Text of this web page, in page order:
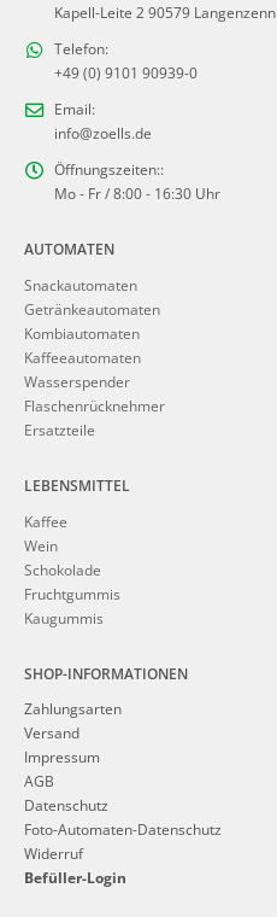
Kapell-Leite 2 90579 Langenzenn
Telefon:
+49 (0) 9101 90939-0
Email:
info@zoells.de
Öffnungszeiten::
Mo - Fr / 8:00 - 16:30 Uhr
AUTOMATEN
Snackautomaten
Getränkeautomaten
Kombiautomaten
Kaffeeautomaten
Wasserspender
Flaschenrücknehmer
Ersatzteile
LEBENSMITTEL
Kaffee
Wein
Schokolade
Fruchtgummis
Kaugummis
SHOP-INFORMATIONEN
Zahlungsarten
Versand
Impressum
AGB
Datenschutz
Foto-Automaten-Datenschutz
Widerruf
Befüller-Login